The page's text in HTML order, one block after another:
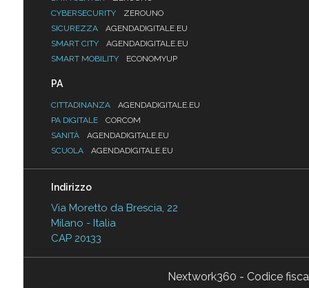
CYBERSECURITY
ZEROUNO
SICUREZZA
AGENDADIGITALE.EU
SMART CITY
AGENDADIGITALE.EU
SMART MOBILITY
ECONOMYUP
PA
CITTADINANZA
AGENDADIGITALE.EU
PA DIGITALE
CORCOM
SANITÀ
AGENDADIGITALE.EU
SCUOLA
AGENDADIGITALE.EU
Indirizzo
Via Moretto da Brescia, 22
Milano - Italia
CAP 20133
Nextwork360 - Codice